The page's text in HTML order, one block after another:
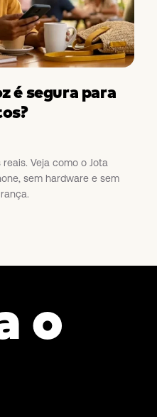
é segura para
Veja como o Jota
sem hardware e sem
o